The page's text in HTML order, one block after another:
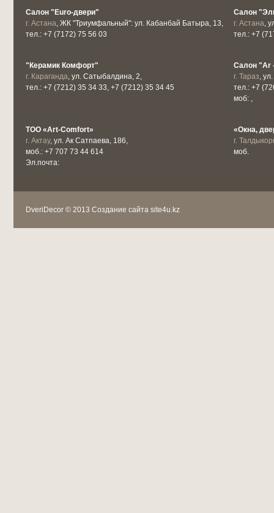
Салон "Euro-двери"
г. Астана , ЖК "Триумфальный": ул. Кабанбай Батыра, 13,
тел.: +7 (7172) 75 56 03
Салон
г. Астана ,
тел.: +7
"Керамик Комфорт"
г. Караганда , ул. Сатыбалдина, 2,
тел.: +7 (7212) 35 34 33, +7 (7212) 35 34 45
Салон "Ar
г. Тараз ,
тел.: +7
моб: ,
ТОО «Аrt-Comfort»
г. Актау, ул. Ак Сатпаева, 186,
моб.: +7 707 73 44 614
Эл.почта:
«Окна,
г.
моб.
DveriDecor © 2013 Создание сайта site4u.kz